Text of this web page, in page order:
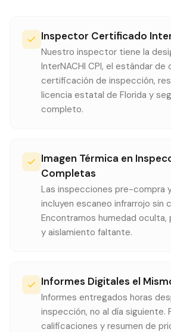
Inspector Certificado
Nuestro inspector tiene la
InterNACHI CPI, el estándar de
certificación de inspección,
licencia estatal de Florida y
completo.
Imagen Térmica en
Completas
Las inspecciones pre-compra
incluyen escaneo infrarrojo sin
Encontramos humedad
y aislamiento faltante.
Informes Digitales el
Informes entregados horas
inspección, no al día siguiente.
calificaciones y resumen de